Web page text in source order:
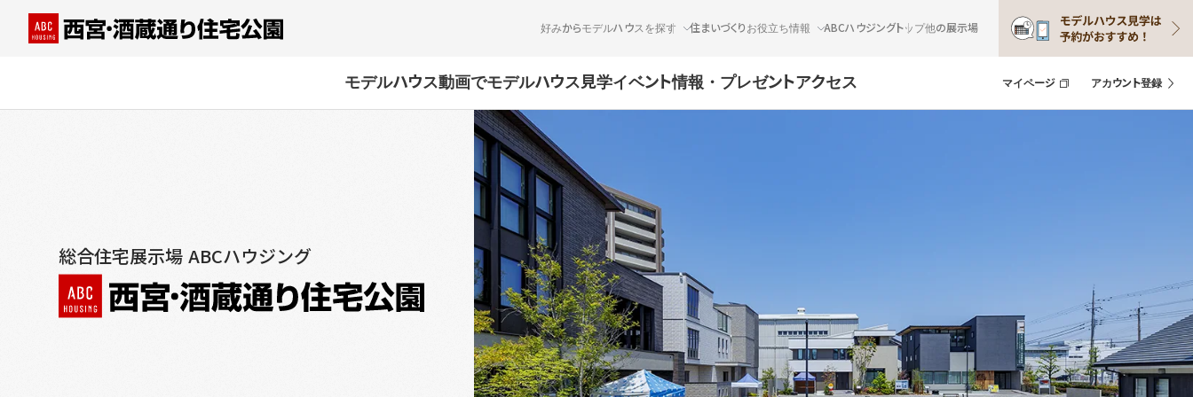
好みからモデルハウスを探す 住まいづくりお役立ち情報 ABCハウジングトップ他の展示場
モデルハウス動画でモデルハウス見学イベント情報・プレゼントアクセス マイページ アカウント登録
総合住宅展示場 ABCハウジング